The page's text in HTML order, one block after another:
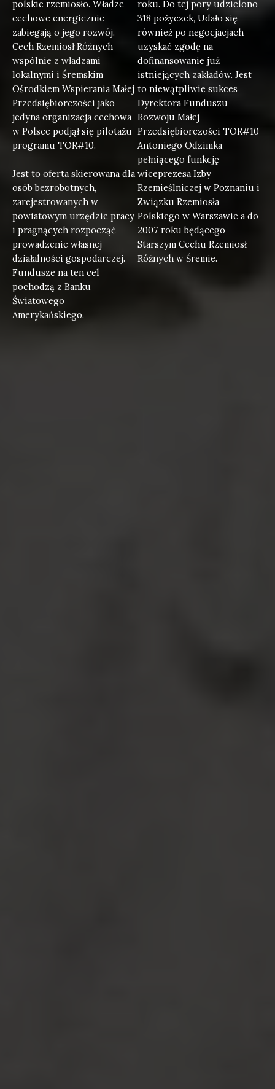
polskie rzemiosło. Władze
cechowe energicznie
zabiegają o jego rozwój.
Cech Rzemiosł Różnych
wspólnie z władzami
lokalnymi i Śremskim
Ośrodkiem Wspierania Małej
Przedsiębiorczości jako
jedyna organizacja cechowa
w Polsce podjął się pilotażu
programu TOR#10.
Jest to oferta skierowana dla
osób bezrobotnych,
zarejestrowanych w
powiatowym urzędzie pracy
i pragnących rozpocząć
prowadzenie własnej
działalności gospodarczej.
Fundusze na ten cel
pochodzą z Banku
Światowego
Amerykańskiego.
roku. Do tej pory udzielono
318 pożyczek, Udało się
również po negocjacjach
uzyskać zgodę na
dofinansowanie już
istniejących zakładów. Jest
to niewątpliwie sukces
Dyrektora Funduszu
Rozwoju Małej
Przedsiębiorczości TOR#10
Antoniego Odzimka
pełniącego funkcję
wiceprezesa Izby
Rzemieślniczej w Poznaniu i
Związku Rzemiosła
Polskiego w Warszawie a do
2007 roku będącego
Starszym Cechu Rzemiosł
Różnych w Śremie.